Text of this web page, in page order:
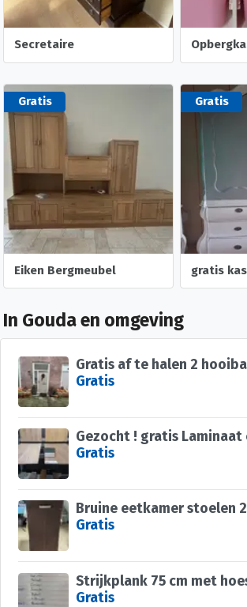
Secretaire
Gratis
Eiken Bergmeubel
Gratis
gratis
In Gouda en omgeving
Gratis
Gratis
Bruine eetkamer stoelen
Gratis
Strijkplank 75 cm met
Gratis